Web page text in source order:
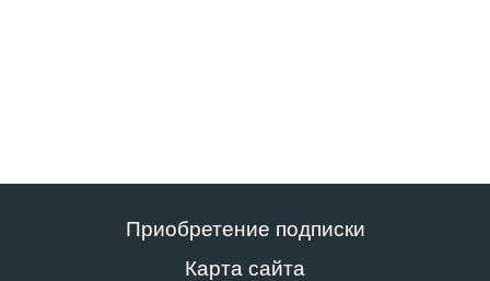
Приобретение подписки
Карта сайта